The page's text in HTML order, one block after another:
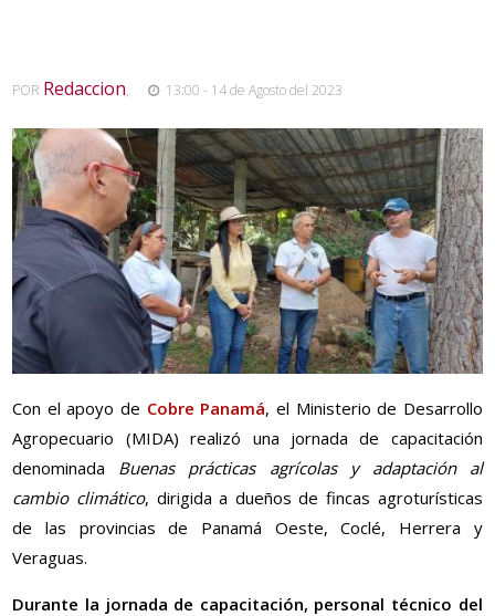
POR Redaccion, 13:00 - 14 de Agosto del 2023
Con el apoyo de Cobre Panamá, el Ministerio de Desarrollo
Agropecuario (MIDA) realizó una jornada de capacitación
denominada Buenas prácticas agrícolas y adaptación al
cambio climático, dirigida a dueños de fincas agroturísticas
de las provincias de Panamá Oeste, Coclé, Herrera y
Veraguas.
Durante la jornada de capacitación, personal técnico del